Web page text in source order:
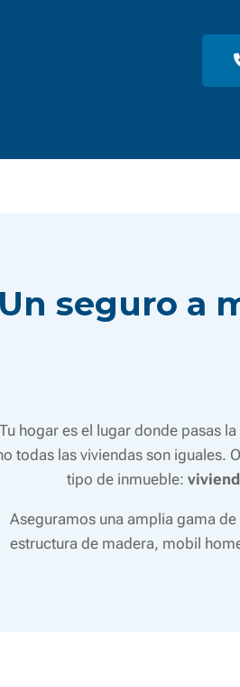
Un seguro a
Tu hogar es el lugar donde pasas
todas las viviendas son iguales.
tipo de inmueble:
Aseguramos una amplia gama
estructura de madera, mobil